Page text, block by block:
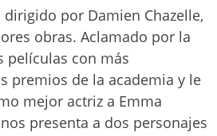
por Damien Chazelle,
obras. Aclamado por la
películas con más
premios de la academia y le
mejor actriz a Emma
presenta a dos personajes